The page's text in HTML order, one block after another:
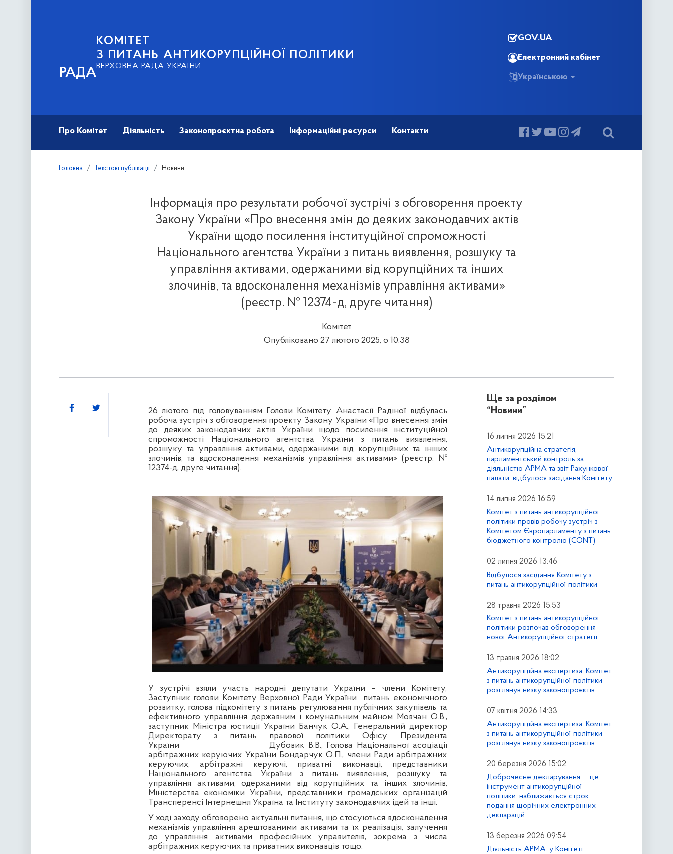
РАДА
КОМІТЕТ
З ПИТАНЬ АНТИКОРУПЦІЙНОЇ ПОЛІТИКИ
ВЕРХОВНА РАДА УКРАЇНИ
GOV.UA
Електронний кабінет
Українською
Про Комітет Діяльність Законопроєктна робота Інформаційні ресурси Контакти
Головна Текстові публікації Новини
Інформація про результати робочої зустрічі з обговорення проекту
Закону України «Про внесення змін до деяких законодавчих актів
України щодо посилення інституційної спроможності
Національного агентства України з питань виявлення, розшуку та
управління активами, одержаними від корупційних та інших
злочинів, та вдосконалення механізмів управління активами»
(реєстр. № 12374-д, друге читання)
Комітет
Опубліковано 27 лютого 2025, о 10:38
26 лютого під головуванням Голови Комітету Анастасії Радіної відбулась
робочазустріч з обговорення проекту Закону України «Про внесення змін
до деяких законодавчих актів України щодо посилення інституційної
спроможності Національного агентства України з питань виявлення,
розшуку та управління активами, одержаними від корупційних та інших
злочинів, та вдосконалення механізмів управління активами» (реєстр. №
12374-д, друге читання).
У зустрічі взяли участь народні депутати України – члени Комітету,
Заступник голови Комітету Верховної Ради України
питань економічного
розвитку, голова підкомітету з питань регулювання публічних закупівель та
ефективного управління державним і комунальним майном Мовчан О.В.,
заступник Міністра юстиції України Банчук О.А., Генеральний директор
Директорату з питань правової політики Офісу Президента
України
Дубовик В.В., Голова Національної асоціації
арбітражних керуючих України Бондарчук О.П., члени Ради арбітражних
керуючих, арбітражні керуючі, приватні виконавці, представники
Національного агентства
України з питань виявлення, розшуку та
управління активами, одержаними від корупційних та інших злочинів,
Міністерства економіки України, представники громадських організацій
Трансперенсі Інтернешнл Україна та Інституту законодавчих ідей та інші.
У ході заходу обговорено актуальні питання, що стосуються вдосконалення
механізмів управління арештованими активами та їх реалізація, залучення
до управління активами професійних управителів, зокрема з числа
арбітражних керуючих та приватних виконавців тощо.
Поділитись
Ще за розділом
“Новини”
16 липня 2026 15:21
Антикорупційна стратегія,
парламентський контроль за
діяльністю АРМА та звіт Рахункової
палати: відбулося засідання Комітету
14 липня 2026 16:59
Комітет з питань антикорупційної
політики провів робочу зустріч з
Комітетом Європарламенту з питань
бюджетного контролю (CONT)
02 липня 2026 13:46
Відбулося засідання Комітету з
питань антикорупційної політики
28 травня 2026 15:53
Комітет з питань антикорупційної
політики розпочав обговорення
нової Антикорупційної стратегії
13 травня 2026 18:02
Антикорупційна експертиза: Комітет
з питань антикорупційної політики
розглянув низку законопроєктів
07 квітня 2026 14:33
Антикорупційна експертиза: Комітет
з питань антикорупційної політики
розглянув низку законопроєктів
20 березня 2026 15:02
Доброчесне декларування — це
інструмент антикорупційної
політики: наближається строк
подання щорічних електронних
декларацій
13 березня 2026 09:54
Діяльність АРМА: у Комітеті